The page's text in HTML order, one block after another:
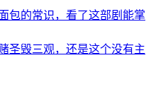
包的常识，看了这部剧能掌
圣毁三观，还是这个没有主